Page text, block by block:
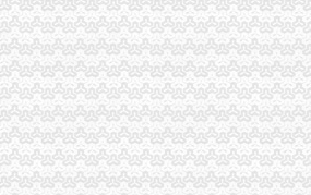
并举加外宣工作
园”一元注册公司活动受好评
名干部加公共场所执勤 防止公共安全事故发生
公司确保地震灾后市场经营秩序健康稳定
青年团员参加该区批灾区伤员护理志愿者行动
日期间市重庆免费注册公司场及娱乐场所监管
开展捐助救灾工作
织企业和个体工商户向四川地震灾区捐款363.202余
实施意见